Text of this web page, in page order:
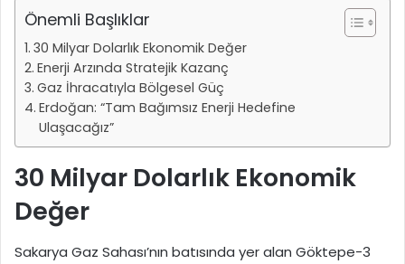
Önemli Başlıklar
30 Milyar Dolarlık Ekonomik Değer
Enerji Arzında Stratejik Kazanç
Gaz İhracatıyla Bölgesel Güç
Erdoğan: “Tam Bağımsız Enerji Hedefine
Ulaşacağız”
30 Milyar Dolarlık Ekonomik
Değer
Sakarya Gaz Sahası’nın batısında yer alan Göktepe-3